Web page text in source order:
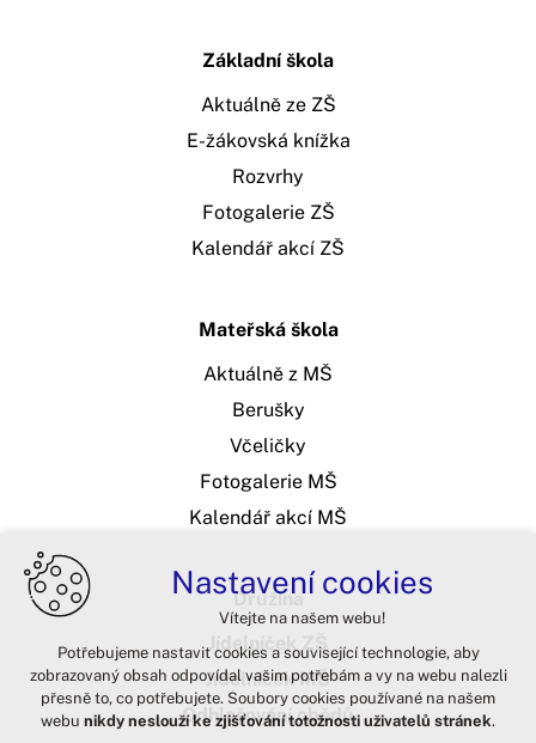
Základní škola
Aktuálně ze ZŠ
E-žákovská knížka
Rozvrhy
Fotogalerie ZŠ
Kalendář akcí ZŠ
Mateřská škola
Aktuálně z MŠ
Berušky
Včeličky
Fotogalerie MŠ
Kalendář akcí MŠ
Družina
Jídelníček ZŠ
Jídelníček MŠ
Odhlašování obědů
Nastavení cookies
Vítejte na našem webu!
Potřebujeme nastavit cookies a související technologie, aby
zobrazovaný obsah odpovídal vašim potřebám a vy na webu nalezli
přesně to, co potřebujete. Soubory cookies používané na našem
webu nikdy neslouží ke zjišťování totožnosti uživatelů stránek.